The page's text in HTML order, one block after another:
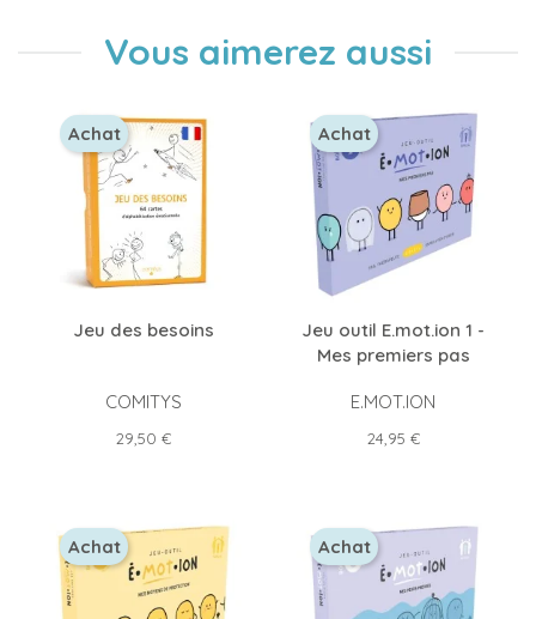
Vous aimerez aussi
Jeu des besoins
COMITYS
Prix
29,50 €
Achat
Jeu outil E.mot.ion 1 -
Mes premiers pas
E.MOT.ION
Prix
24,95 €
Achat
Achat Achat